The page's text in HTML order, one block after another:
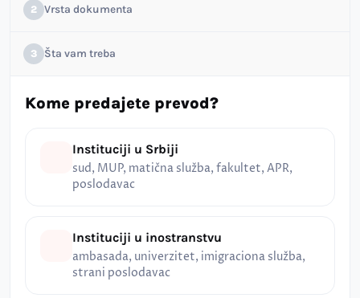
2 Vrsta dokumenta
3 Šta vam treba
Kome predajete prevod?
Instituciji u Srbiji
sud, MUP, matična služba, fakultet, APR,
poslodavac
Instituciji u inostranstvu
ambasada, univerzitet, imigraciona služba,
strani poslodavac